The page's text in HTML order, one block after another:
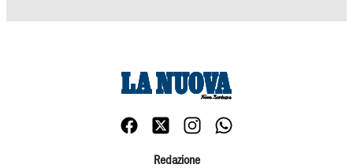
Redazione